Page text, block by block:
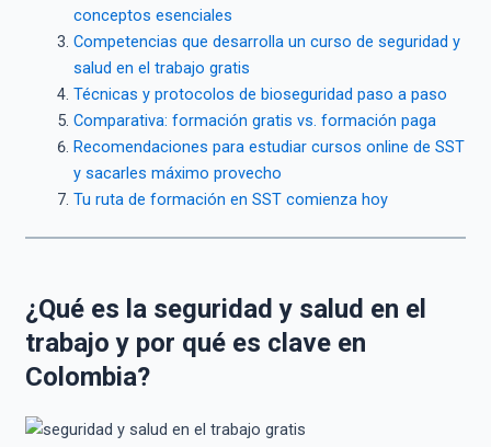
conceptos esenciales
Competencias que desarrolla un curso de seguridad y
salud en el trabajo gratis
Técnicas y protocolos de bioseguridad paso a paso
Comparativa: formación gratis vs. formación paga
Recomendaciones para estudiar cursos online de SST
y sacarles máximo provecho
Tu ruta de formación en SST comienza hoy
¿Qué es la seguridad y salud en el
trabajo y por qué es clave en
Colombia?